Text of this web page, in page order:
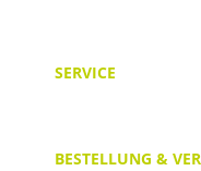
SERVICE
BESTELLUNG &